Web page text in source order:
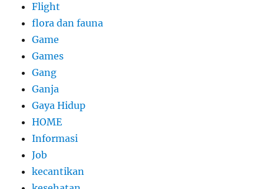
Flight
flora dan fauna
Game
Games
Gang
Ganja
Gaya Hidup
HOME
Informasi
Job
kecantikan